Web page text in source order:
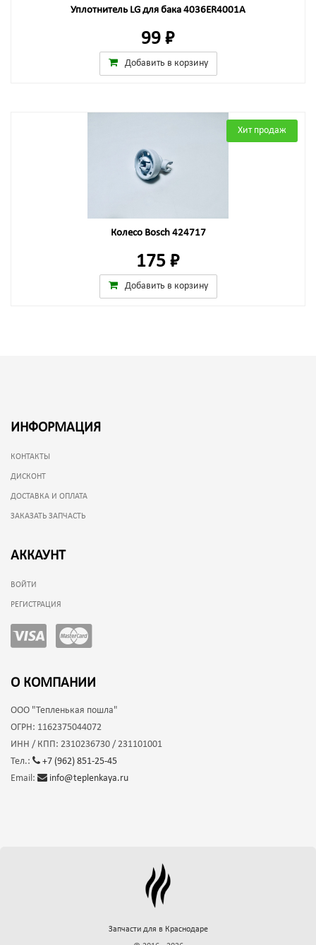
Уплотнитель LG для бака 4036ER4001A
99 ₽
Добавить в корзину
Хит продаж
Колесо Bosch 424717
175 ₽
Добавить в корзину
ИНФОРМАЦИЯ
КОНТАКТЫ
ДИСКОНТ
ДОСТАВКА И ОПЛАТА
ЗАКАЗАТЬ ЗАПЧАСТЬ
АККАУНТ
ВОЙТИ
РЕГИСТРАЦИЯ
О КОМПАНИИ
ООО "Тепленькая пошла"
ОГРН: 1162375044072
ИНН / КПП: 2310236730 / 231101001
Тел.:
+7 (962) 851-25-45
Email:
info@teplenkaya.ru
Запчасти для в Краснодаре